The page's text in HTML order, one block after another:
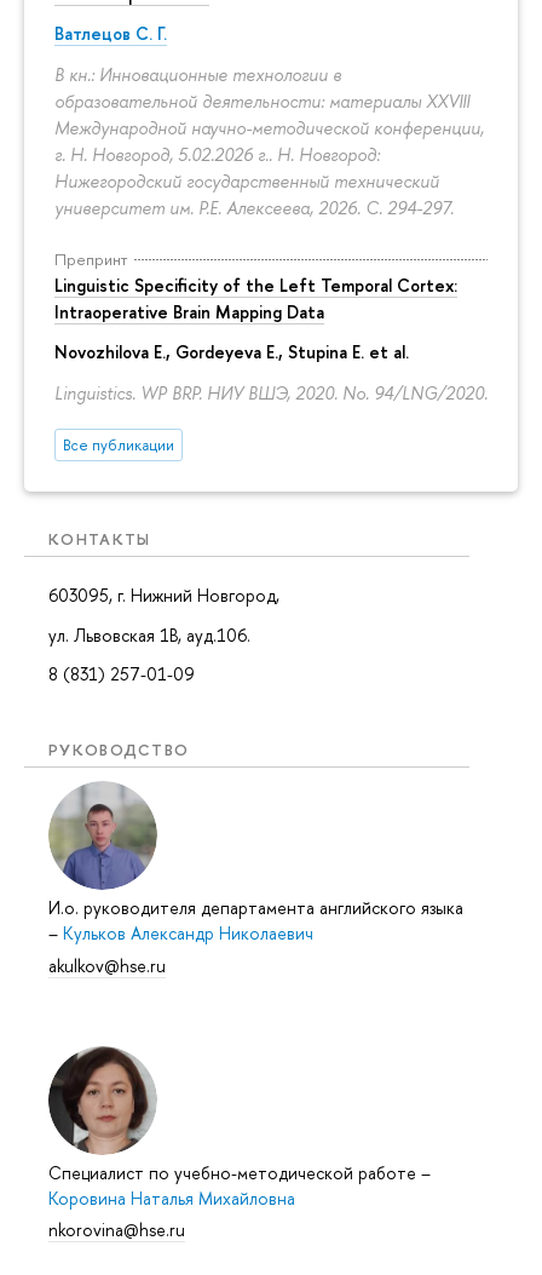
Ватлецов С. Г.
В кн.: Инновационные технологии в
образовательной деятельности: материалы XXVIII
Международной научно-методической конференции,
г. Н. Новгород, 5.02.2026 г.. Н. Новгород:
Нижегородский государственный технический
университет им. Р.Е. Алексеева, 2026. С. 294-297.
Препринт
Linguistic Specificity of the Left Temporal Cortex:
Intraoperative Brain Mapping Data
Novozhilova E., Gordeyeva E., Stupina E. et al.
Linguistics. WP BRP. НИУ ВШЭ, 2020. No. 94/LNG/2020.
Все публикации
КОНТАКТЫ
603095, г. Нижний Новгород,
ул. Львовская 1В, ауд.106.
8 (831) 257-01-09
РУКОВОДСТВО
И.о. руководителя департамента английского языка
– Кульков Александр Николаевич
akulkov@hse.ru
Специалист по учебно-методической работе –
Коровина Наталья Михайловна
nkorovina@hse.ru